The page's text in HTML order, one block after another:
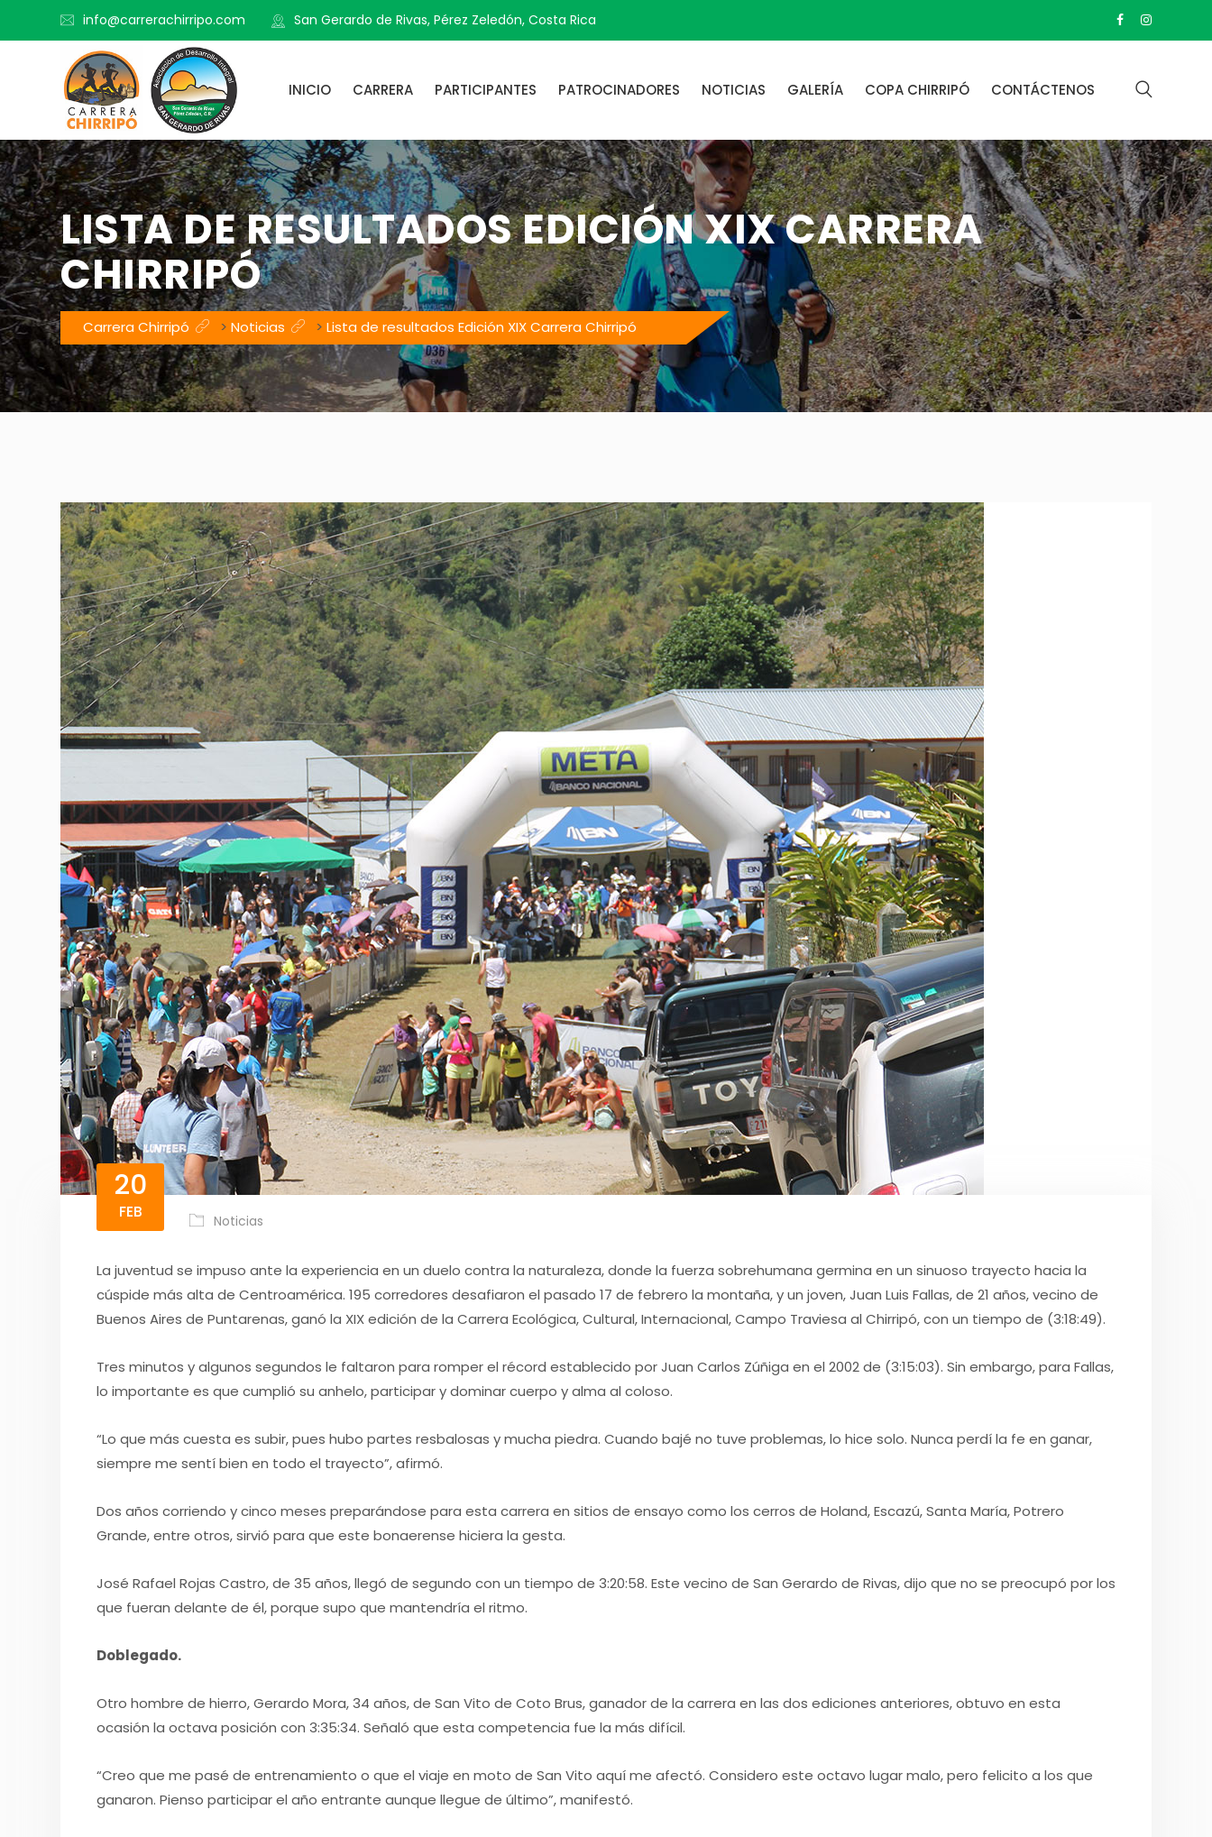
info@carrerachirripo.com San Gerardo de Rivas, Pérez Zeledón, Costa Rica
INICIO CARRERA PARTICIPANTES PATROCINADORES NOTICIAS GALERÍA COPA CHIRRIPÓ CONTÁCTENOS
LISTA DE RESULTADOS EDICIÓN XIX CARRERA
CHIRRIPÓ
Carrera Chirripó > Noticias > Lista de resultados Edición XIX Carrera Chirripó
20
FEB Noticias
La juventud se impuso ante la experiencia en un duelo contra la naturaleza, donde la fuerza sobrehumana germina en un sinuoso trayecto hacia la
cúspide más alta de Centroamérica. 195 corredores desafiaron el pasado 17 de febrero la montaña, y un joven, Juan Luis Fallas, de 21 años, vecino de
Buenos Aires de Puntarenas, ganó la XIX edición de la Carrera Ecológica, Cultural, Internacional, Campo Traviesa al Chirripó, con un tiempo de (3:18:49).
Tres minutos y algunos segundos le faltaron para romper el récord establecido por Juan Carlos Zúñiga en el 2002 de (3:15:03). Sin embargo, para Fallas,
lo importante es que cumplió su anhelo, participar y dominar cuerpo y alma al coloso.
“Lo que más cuesta es subir, pues hubo partes resbalosas y mucha piedra. Cuando bajé no tuve problemas, lo hice solo. Nunca perdí la fe en ganar,
siempre me sentí bien en todo el trayecto”, afirmó.
Dos años corriendo y cinco meses preparándose para esta carrera en sitios de ensayo como los cerros de Holand, Escazú, Santa María, Potrero
Grande, entre otros, sirvió para que este bonaerense hiciera la gesta.
José Rafael Rojas Castro, de 35 años, llegó de segundo con un tiempo de 3:20:58. Este vecino de San Gerardo de Rivas, dijo que no se preocupó por los
que fueran delante de él, porque supo que mantendría el ritmo.
Doblegado.
Otro hombre de hierro, Gerardo Mora, 34 años, de San Vito de Coto Brus, ganador de la carrera en las dos ediciones anteriores, obtuvo en esta
ocasión la octava posición con 3:35:34. Señaló que esta competencia fue la más difícil.
“Creo que me pasé de entrenamiento o que el viaje en moto de San Vito aquí me afectó. Considero este octavo lugar malo, pero felicito a los que
ganaron. Pienso participar el año entrante aunque llegue de último”, manifestó.